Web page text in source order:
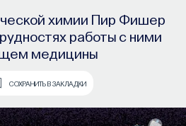
химии Пир Фишер
работы с ними
медицины
СОХРАНИТЬ В ЗАКЛАДКИ
нейромедиаторов?
СОХРАНИТЬ В ЗАКЛАДКИ